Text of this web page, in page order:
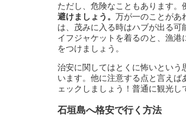
ただし、危険なこともあります。
避けましょう。 万が一のことがあ
は、茂みに入る時はハブが出る
イフジャケットを着るのと、漁
をつけましょう。
治安に関してはとくに怖いとい
います。他に注意する点と言え
ェックしましょう！普通に観光し
石垣島へ格安で行く方法